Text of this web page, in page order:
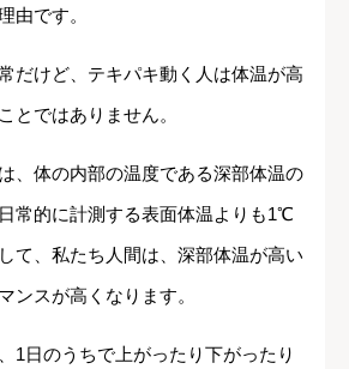
由です。
だけど、テキパキ動く人は体温が高
とではありません。
、体の内部の温度である深部体温の
常的に計測する表面体温よりも1℃
て、私たち人間は、深部体温が高い
ンスが高くなります。
1日のうちで上がったり下がったり